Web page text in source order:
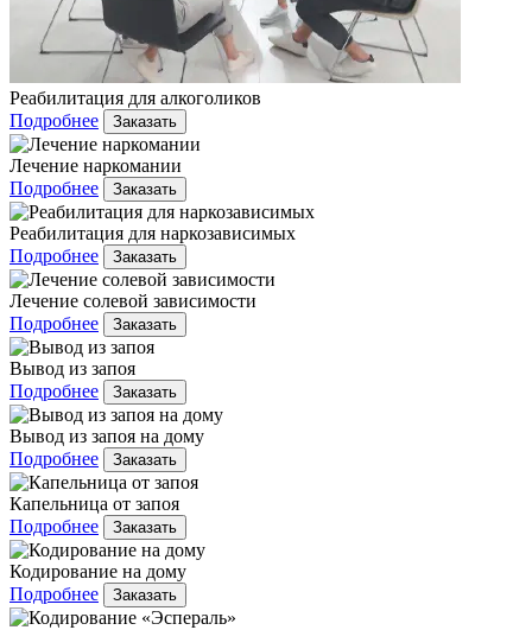
Реабилитация для алкоголиков
Подробнее
Заказать
Лечение наркомании
Подробнее
Заказать
Реабилитация для наркозависимых
Подробнее
Заказать
Лечение солевой зависимости
Подробнее
Заказать
Вывод из запоя
Подробнее
Заказать
Вывод из запоя на дому
Подробнее
Заказать
Капельница от запоя
Подробнее
Заказать
Кодирование на дому
Подробнее
Заказать